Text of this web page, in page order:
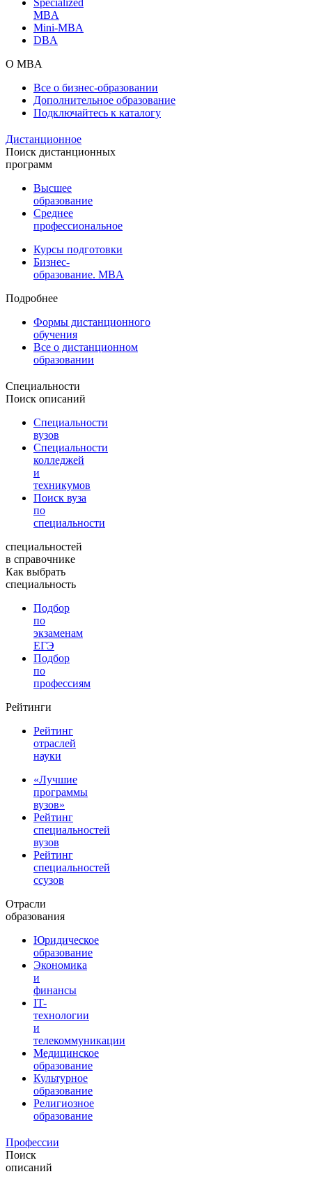
MBA
Mini-MBA
DBA
О MBA
Все о бизнес-образовании
Дополнительное образование
Подключайтесь к каталогу
Дистанционное
Поиск дистанционных
программ
Высшее
образование
Среднее
профессиональное
Курсы подготовки
Бизнес-
образование. MBA
Подробнее
Формы дистанционного
обучения
Все о дистанционном
образовании
Специальности
Поиск описаний
Специальности
вузов
Специальности
колледжей
и
техникумов
Поиск вуза
по
специальности
специальностей
в справочнике
Как выбрать
специальность
Подбор
по
экзаменам
ЕГЭ
Подбор
по
профессиям
Рейтинги
Рейтинг
отраслей
науки
«Лучшие
программы
вузов»
Рейтинг
специальностей
вузов
Рейтинг
специальностей
ссузов
Отрасли
образования
Юридическое
образование
Экономика
и
финансы
IT-
технологии
и
телекоммуникации
Медицинское
образование
Культурное
образование
Религиозное
образование
Профессии
Поиск
описаний